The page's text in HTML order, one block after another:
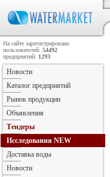
На сайте зарегистрировано
пользователей: 54492
предприятий: 1293
Новости
Каталог предприятий
Рынок продукции
Объявления
Тендеры
Исследования NEW
Доставка воды
Новости